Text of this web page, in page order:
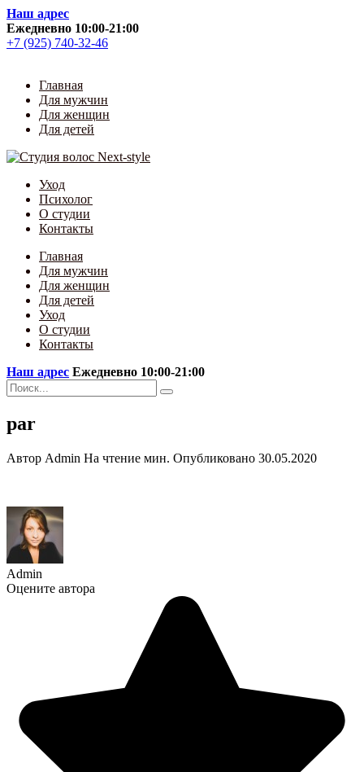
Skip
to
content
Наш адрес
Ежедневно 10:00-21:00
+7 (925) 740-32-46
Главная
Для мужчин
Для женщин
Для детей
Уход
Психолог
О студии
Контакты
Главная
Для мужчин
Для женщин
Для детей
Уход
О студии
Контакты
Наш адрес Ежедневно 10:00-21:00
Search
for:
par
Автор Admin На чтение мин. Опубликовано 30.05.2020
Admin
Оцените автора